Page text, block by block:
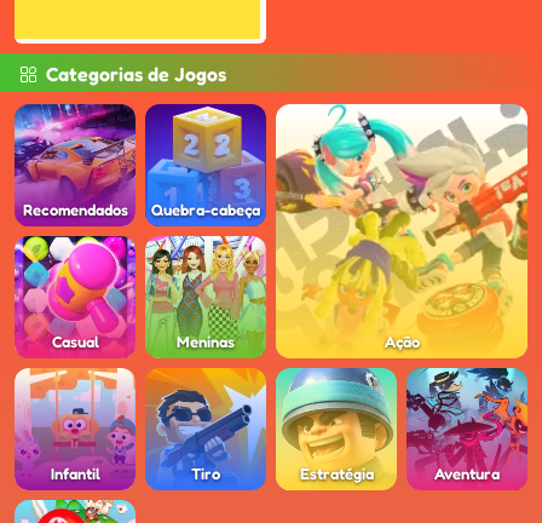
Categorias de Jogos
Recomendados Quebra-cabeça
Ação
Casual Meninas
Infantil Tiro Estratégia Aventura